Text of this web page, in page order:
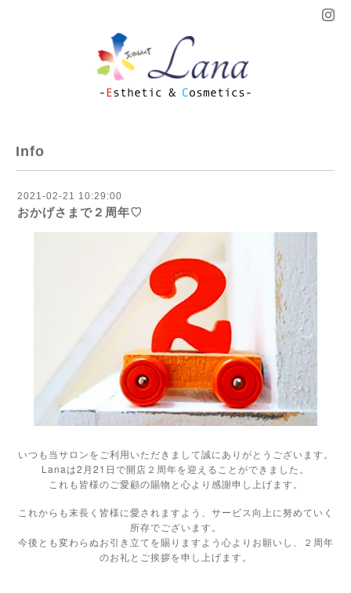
Info
2021-02-21 10:29:00
おかげさまで２周年♡
いつも当サロンをご利用いただきまして誠にありがとうございます。
Lanaは2月21日で開店２周年を迎えることができました。
これも皆様のご愛顧の賜物と心より感謝申し上げます。
これからも末長く皆様に愛されますよう、サービス向上に努めていく
所存でございます。
今後とも変わらぬお引き立てを賜りますよう心よりお願いし、２周年
のお礼とご挨拶を申し上げます。